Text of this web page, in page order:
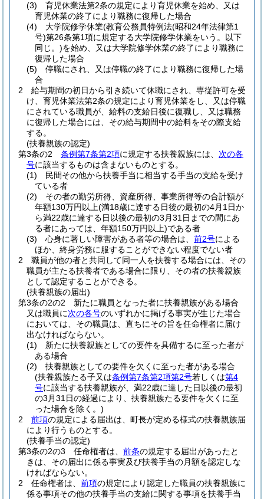
(3)
育児休業法第2条の規定により育児休業を始め、又は
育児休業の終了により職務に復帰した場合
(4)
大学院修学休業(教育公務員特例法(昭和24年法律第1
号)第26条第1項に規定する大学院修学休業をいう。以下
同じ。)を始め、又は大学院修学休業の終了により職務に
復帰した場合
(5)
停職にされ、又は停職の終了により職務に復帰した場
合
2
給与期間の初日から引き続いて休職にされ、専従許可を受
け、育児休業法第2条の規定により育児休業をし、又は停職
にされている職員が、給料の支給日後に復職し、又は職務
に復帰した場合には、その給与期間中の給料をその際支給
する。
(扶養親族の認定)
第3条の2
条例第7条第2項に規定する扶養親族には、 次の各
号に該当するものは含まないものとする。
(1)
民間その他から扶養手当に相当する手当の支給を受け
ている者
(2)
その者の勤労所得、資産所得、事業所得等の合計額が
年額130万円以上(満18歳に達する日後の最初の4月1日か
ら満22歳に達する日以後の最初の3月31日までの間にあ
る者にあっては、年額150万円以上)である者
(3)
心身に著しい障害がある者等の場合は、 前2号による
ほか、終身労務に服することができない程度でない者
2
職員が他の者と共同して同一人を扶養する場合には、その
職員が主たる扶養者である場合に限り、その者の扶養親族
として認定することができる。
(扶養親族の届出)
第3条の2の2
新たに職員となった者に扶養親族がある場合
又は職員に次の各号のいずれかに掲げる事実が生じた場合
においては、その職員は、直ちにその旨を任命権者に届け
出なければならない。
(1)
新たに扶養親族としての要件を具備するに至った者が
ある場合
(2)
扶養親族としての要件を欠くに至った者がある場合
(扶養親族たる子又は条例第7条第2項第2号若しくは第4
号に該当する扶養親族が、満22歳に達した日以後の最初
の3月31日の経過により、扶養親族たる要件を欠くに至
った場合を除く。)
2
前項の規定による届出は、町長が定める様式の扶養親族届
により行うものとする。
(扶養手当の認定)
第3条の2の3
任命権者は、 前条の規定する届出があったと
きは、その届出に係る事実及び扶養手当の月額を認定しな
ければならない。
2
任命権者は、 前項の規定により認定した職員の扶養親族に
係る事項その他の扶養手当の支給に関する事項を扶養手当